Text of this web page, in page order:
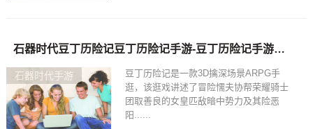
石器时代手游
石器时代豆丁历险记豆丁历险记手游-豆丁历险记手游下载-乖乖手游网
豆丁历险记是一款3D擒深场景ARPG手
逛，该逛戏讲述了冒险懦夫协帮荣耀骑士
团取善良的女皇匹敌暗中势力及其险恶
阳......